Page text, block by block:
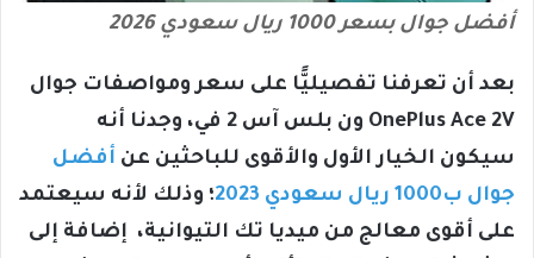
أفضل جوال بسعر 1000 ريال سعودي 2026
بعد أن تعرفنا تفصيليًّا على سعر ومواصفات جوال
OnePlus Ace 2V ون بلس آس 2 في، وجدنا أنه
سيكون الخيار الأول والأقوى للباحثين عن أفضل
جوال ب1000 ريال سعودي 2023
؛ وذلك لأنه سيعتمد
على أقوى معالج من ميديا تك التيوانية، إضافة إلى